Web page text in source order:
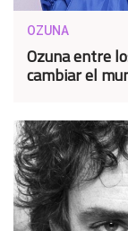
OZUNA
Ozuna entre
cambiar el